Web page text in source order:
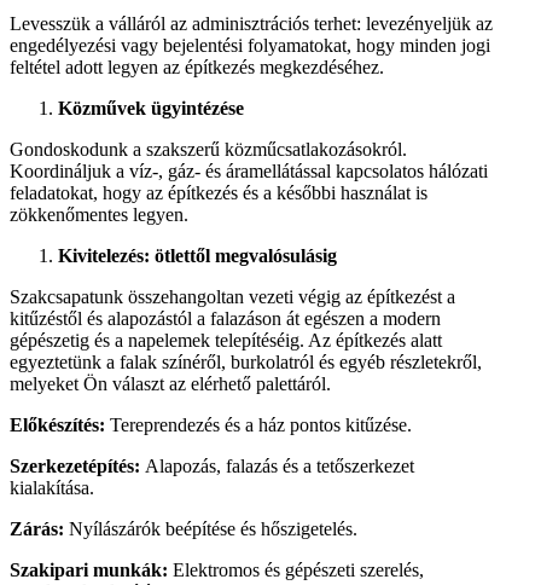
Levesszük a válláról az adminisztrációs terhet: levezényeljük az
engedélyezési vagy bejelentési folyamatokat, hogy minden jogi
feltétel adott legyen az építkezés megkezdéséhez.
Közművek ügyintézése
Gondoskodunk a szakszerű közműcsatlakozásokról.
Koordináljuk a víz-, gáz- és áramellátással kapcsolatos hálózati
feladatokat, hogy az építkezés és a későbbi használat is
zökkenőmentes legyen.
Kivitelezés: ötlettől megvalósulásig
Szakcsapatunk összehangoltan vezeti végig az építkezést a
kitűzéstől és alapozástól a falazáson át egészen a modern
gépészetig és a napelemek telepítéséig. Az építkezés alatt
egyeztetünk a falak színéről, burkolatról és egyéb részletekről,
melyeket Ön választ az elérhető palettáról.
Előkészítés: Tereprendezés és a ház pontos kitűzése.
Szerkezetépítés: Alapozás, falazás és a tetőszerkezet
kialakítása.
Zárás: Nyílászárók beépítése és hőszigetelés.
Szakipari munkák: Elektromos és gépészeti szerelés,